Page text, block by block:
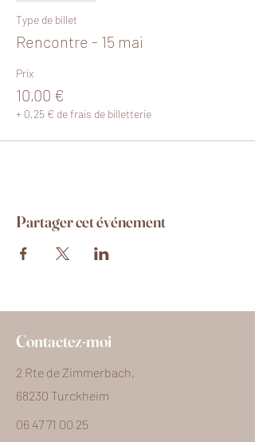
Type de billet
Rencontre - 15 mai
Prix
10,00 €
+ 0,25 € de frais de billetterie
Partager cet événement
Contactez-moi
2 Rte de Zimmerbach,
68230 Turckheim
06 47 71 00 25